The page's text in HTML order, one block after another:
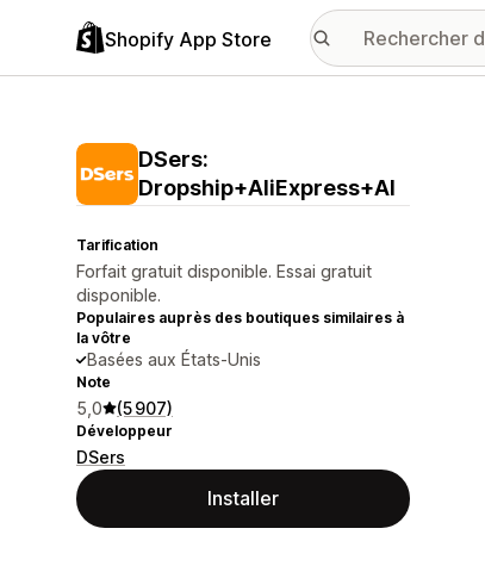
Shopify App Store
DSers:
Dropship+AliExpress+AI
Tarification
Forfait gratuit disponible. Essai gratuit
disponible.
Populaires auprès des boutiques similaires à
la vôtre
Basées aux États-Unis
Note
5,0 (5 907)
Développeur
DSers
Installer